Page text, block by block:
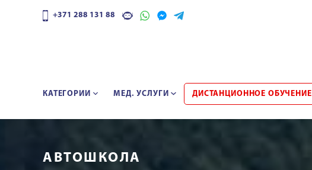
+371 288 131 88
КАТЕГОРИИ МЕД. УСЛУГИ ДИСТАНЦИОННОЕ ОБУЧЕНИЕ
АВТОШКОЛА